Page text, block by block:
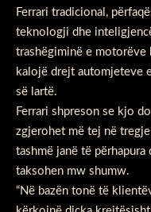
Ferrari tradicional,
teknologji dhe
trashëgiminë e
kalojë drejt automjeteve
së lartë.
Ferrari shpreson se kjo
zgjerohet më tej në
tashmë janë të përhapura
taksohen mw shumw.
“Në bazën tonë të